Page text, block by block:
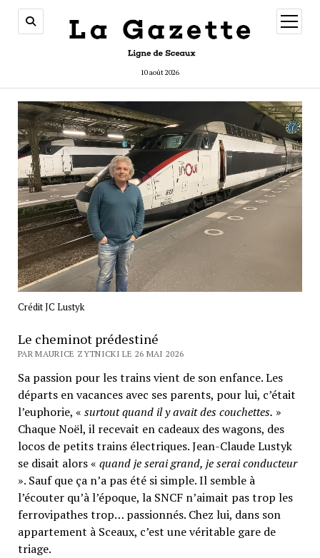
10 août 2026
ouvrir
menu
Crédit JC Lustyk
Le cheminot prédestiné
PAR MAURICE ZYTNICKI LE 26 MAI 2026
Sa passion pour les trains vient de son enfance. Les
départs en vacances avec ses parents, pour lui, c’était
l’euphorie, « surtout quand il y avait des couchettes. »
Chaque Noël, il recevait en cadeaux des wagons, des
locos de petits trains électriques. Jean-Claude Lustyk
se disait alors « quand je serai grand, je serai conducteur
». Sauf que ça n’a pas été si simple. Il semble à
l’écouter qu’à l’époque, la SNCF n’aimait pas trop les
ferrovipathes trop… passionnés. Chez lui, dans son
appartement à Sceaux, c’est une véritable gare de
triage.